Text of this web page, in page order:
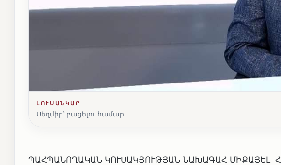
ԼՈՒՍԱՆԿԱՐ
Սեղմիր՝ բացելու համար
ՊԱՀՊԱՆՈՂԱԿԱՆ ԿՈՒՍԱԿՑՈՒԹՅԱՆ ՆԱԽԱԳԱՀ ՄԻՔԱՅԵԼ